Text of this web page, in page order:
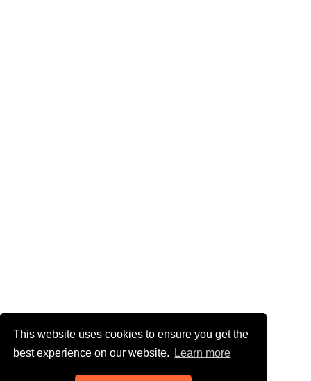
This website uses cookies to ensure you get the
best experience on our website.
Learn more